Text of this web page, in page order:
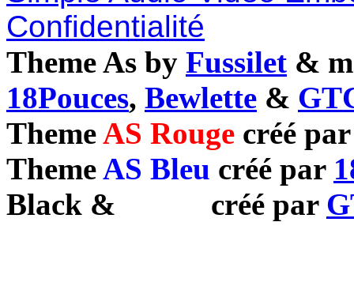
Confidentialité
Theme As by Fussilet &
18Pouces, Bewlette &
ThemeAS Rouge créé
ThemeAS Bleu créé par
Black & créé par